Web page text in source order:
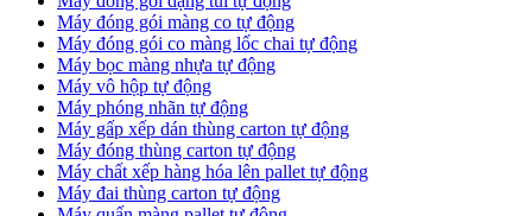
Máy đóng gói màng co tự động
Máy đóng gói co màng lốc chai tự động
Máy bọc màng nhựa tự động
Máy vô hộp tự động
Máy phóng nhãn tự động
Máy gấp xếp dán thùng carton tự động
Máy đóng thùng carton tự động
Máy chất xếp hàng hóa lên pallet tự động
Máy đai thùng carton tự động